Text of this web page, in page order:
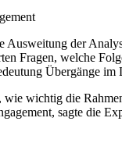
Ausweitung der
Fragen, welche
Übergänge
wichtig die
, sagte die